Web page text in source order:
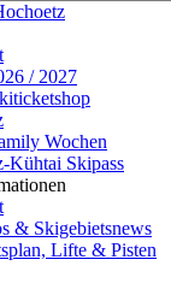
/ 2027
Wochen
Kühtai Skipass
& Skigebietsnews
Lifte & Pisten